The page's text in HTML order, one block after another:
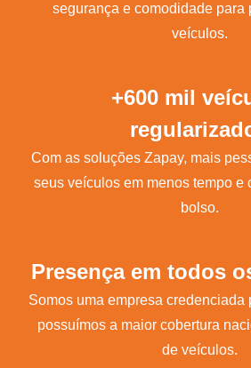
segurança e comodidade para
veículos.
+600 mil
Com as soluções Zapay, mais
seus veículos em menos tempo e
bolso.
Presença em todos
Somos uma empresa
possuímos a maior cobertura
de veículos.